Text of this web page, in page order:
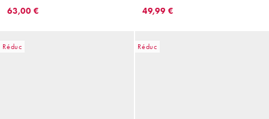
Bleu clair et jaune
63,00 €
en nylon - Kaki clair/marron
49,99 €
Réduc Réduc